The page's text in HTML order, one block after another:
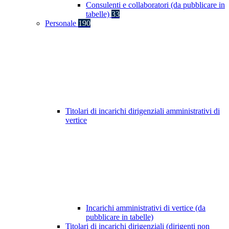
Consulenti e collaboratori (da pubblicare in
tabelle) 33
Personale 190
Titolari di incarichi dirigenziali amministrativi di
vertice
Incarichi amministrativi di vertice (da
pubblicare in tabelle)
Titolari di incarichi dirigenziali (dirigenti non